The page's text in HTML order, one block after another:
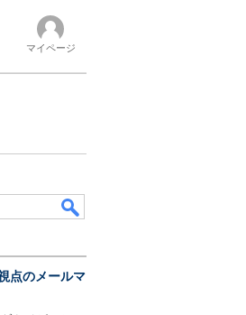
マイページ
点のメールマ